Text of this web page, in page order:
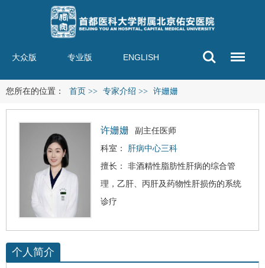
大众版 专业版 ENGLISH
您所在的位置： 首页 >> 专家介绍 >> 许姗姗
许姗姗
副主任医师
科室：
肝病中心三科
擅长： 非酒精性脂肪性肝病的综合管
理，乙肝、丙肝及药物性肝损伤的系统
诊疗
个人简介